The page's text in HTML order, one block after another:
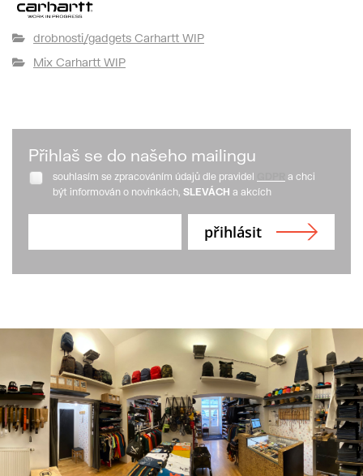
drobnosti/gadgets Carhartt WIP
Mix Carhartt WIP
Přihlaš se do našeho mailingu
souhlasím se zpracováním údajů dle pravidel
a chci
být informován o novinkách, SLEVÁCH a akcích